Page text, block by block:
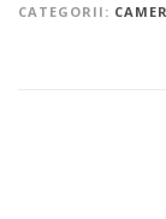
CATEGORII: